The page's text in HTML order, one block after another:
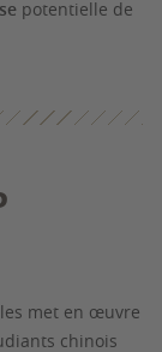
potentielle de
met en œuvre
chinois